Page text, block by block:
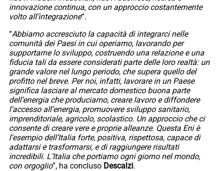
innovazione continua, con un approccio costantemente
volto all’integrazione“.
“Abbiamo accresciuto la capacità di integrarci nelle
comunità dei Paesi in cui operiamo, lavorando per
supportarne lo sviluppo, costruendo una relazione e una
fiducia tali da essere considerati parte delle loro realtà: un
grande valore nel lungo periodo, che supera quello del
profitto nel breve. Per noi, infatti, lavorare in un Paese
significa lasciare al mercato domestico buona parte
dell’energia che produciamo, creare lavoro e diffondere
l’accesso all’energia, promuovere sviluppo sanitario,
imprenditoriale, agricolo, scolastico. Un approccio che ci
consente di creare vere e proprie alleanze. Questa Eni è
l’esempio dell’Italia forte, positiva, rispettosa, capace di
adattarsi e trasformarsi, e di raggiungere risultati
incredibili. L’Italia che portiamo ogni giorno nel mondo,
con orgoglio”, ha concluso Descalzi.